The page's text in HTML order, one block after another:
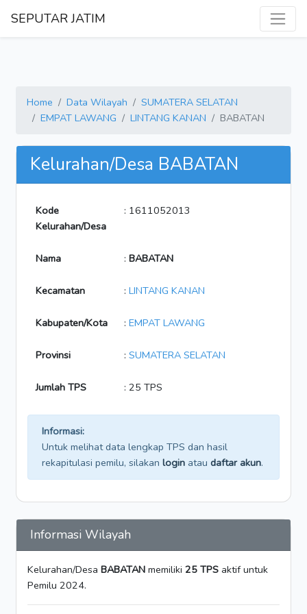
SEPUTAR JATIM
Home Data Wilayah
SUMATERA SELATAN
EMPAT LAWANG
LINTANG KANAN BABATAN
Kelurahan/Desa BABATAN
Kode
Kelurahan/Desa
: 1611052013
Nama : BABATAN
Kecamatan : LINTANG KANAN
Kabupaten/Kota : EMPAT LAWANG
Provinsi : SUMATERA SELATAN
Jumlah TPS : 25 TPS
Informasi:
Untuk melihat data lengkap TPS dan hasil
rekapitulasi pemilu, silakan login atau daftar akun.
Informasi Wilayah
Kelurahan/Desa BABATAN memiliki 25 TPS aktif untuk
Pemilu 2024.